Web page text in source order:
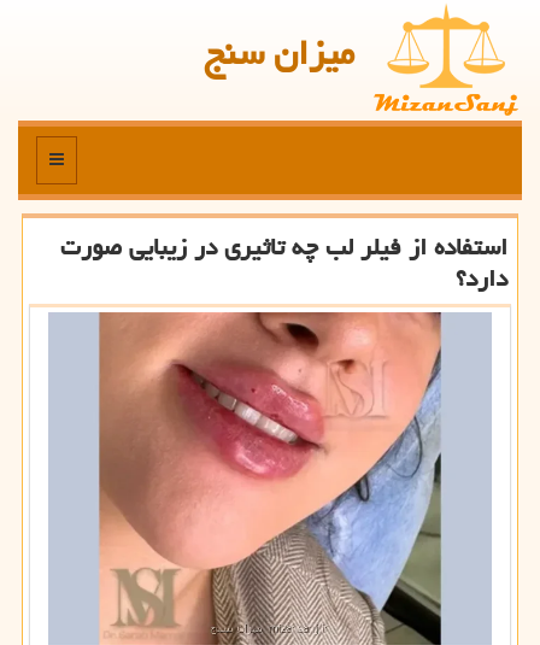
میزان سنج
منو
استفاده از فیلر لب چه تاثیری در زیبایی صورت
دارد؟